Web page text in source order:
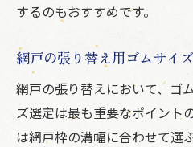
するのもおすすめです。
網戸の張り替え用ゴムサイ
網戸の張り替えにおいて、ゴ
ズ選定は最も重要なポイント
は網戸枠の溝幅に合わせて選